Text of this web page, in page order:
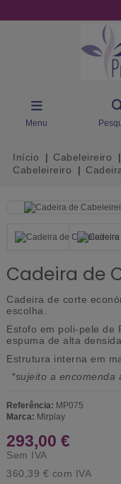
Menu
Início Cabeleireiro
Cabeleireiro
Cadeira de
Cadeira de corte
escolha.
Estofo em poli-pele de
espuma de alta
Estrutura interna em
*sujeito a encomenda
Referência: MP075
Marca: Mirplay
293,00 €
Sem IVA
360,39 € com IVA